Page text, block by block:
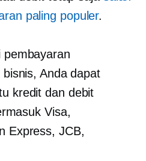
paling populer.
pembayaran
Anda dapat
kredit dan debit
Visa,
Express, JCB,